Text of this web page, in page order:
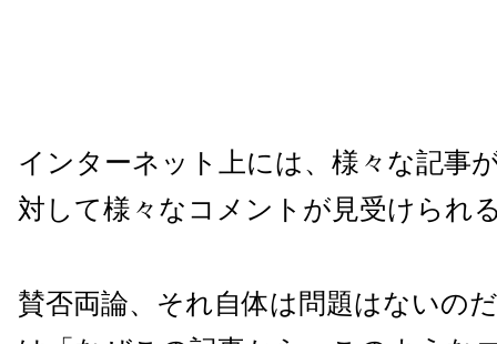
インターネット上には、様々な記事
対して様々なコメントが見受けられ
賛否両論、それ自体は問題はないの